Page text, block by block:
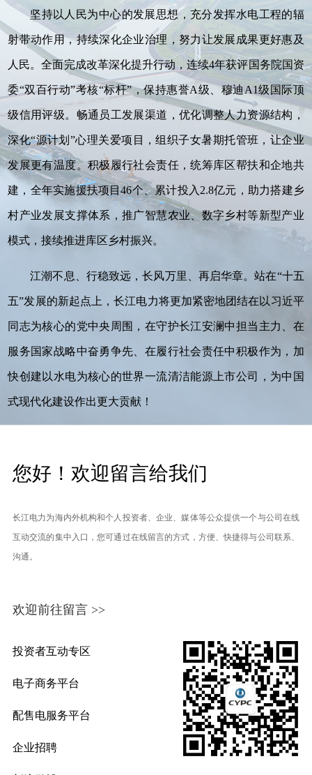
坚持以人民为中心的发展思想，充分发挥水电工程的辐
射带动作用，持续深化企业治理，努力让发展成果更好惠及
人民。全面完成改革深化提升行动，连续4年获评国务院国资
委“双百行动”考核“标杆”，保持惠誉A级、穆迪A1级国际顶
级信用评级。畅通员工发展渠道，优化调整人力资源结构，
深化“源计划”心理关爱项目，组织子女暑期托管班，让企业
发展更有温度。积极履行社会责任，统筹库区帮扶和企地共
建，全年实施援扶项目46个、累计投入2.8亿元，助力搭建乡
村产业发展支撑体系，推广智慧农业、数字乡村等新型产业
模式，接续推进库区乡村振兴。
江潮不息、行稳致远，长风万里、再启华章。站在“十五
五”发展的新起点上，长江电力将更加紧密地团结在以习近平
同志为核心的党中央周围，在守护长江安澜中担当主力、在
服务国家战略中奋勇争先、在履行社会责任中积极作为，加
快创建以水电为核心的世界一流清洁能源上市公司，为中国
式现代化建设作出更大贡献！
您好！欢迎留言给我们
长江电力为海内外机构和个人投资者、企业、媒体等公众提供一个与公司在线
互动交流的集中入口，您可通过在线留言的方式，方便、快捷得与公司联系、
沟通。
欢迎前往留言 >>
投资者互动专区
电子商务平台
配售电服务平台
企业招聘